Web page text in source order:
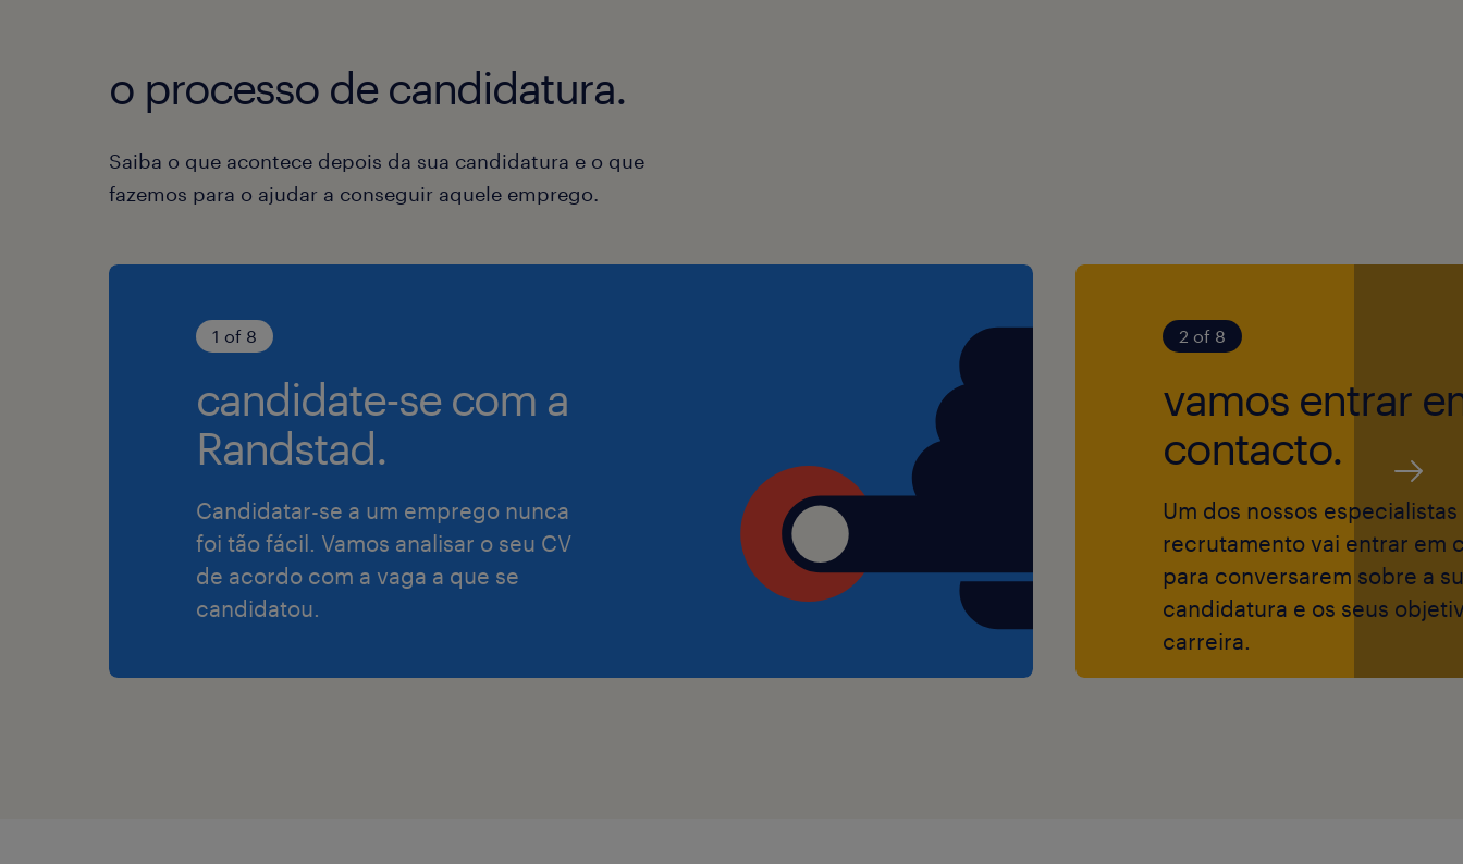
o processo de candidatura.
Saiba o que acontece depois da sua candidatura e o que
fazemos para o ajudar a conseguir aquele emprego.
1 of 8
candidate-se com a
Randstad.
Candidatar-se a um emprego nunca
foi tão fácil. Vamos analisar o seu CV
de acordo com a vaga a que se
candidatou.
2 of 8
vamos entrar
contacto.
Um dos nossos
recrutamento vai entrar em
para conversarem sobre a
candidatura e os seus
carreira.